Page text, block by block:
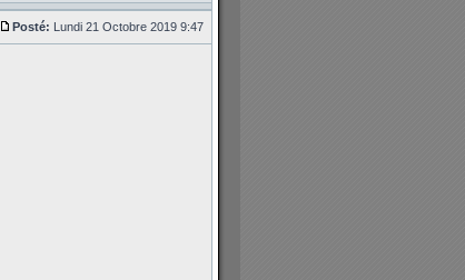
Posté: Lundi 21 Octobre 2019 9:47